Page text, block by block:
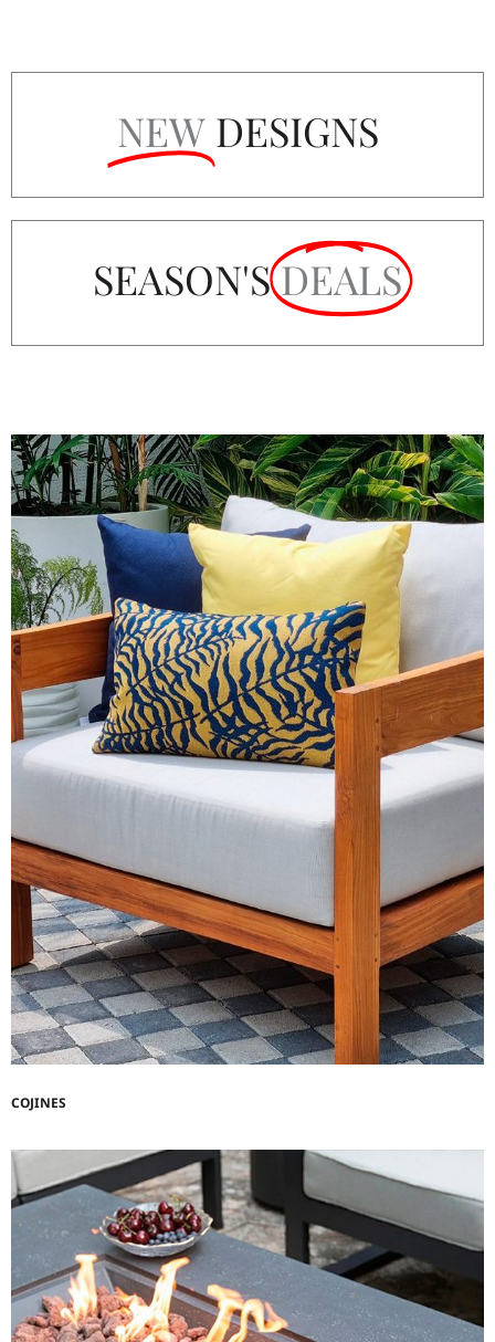
NEW DESIGNS
SEASON'SDEALS
COJINES